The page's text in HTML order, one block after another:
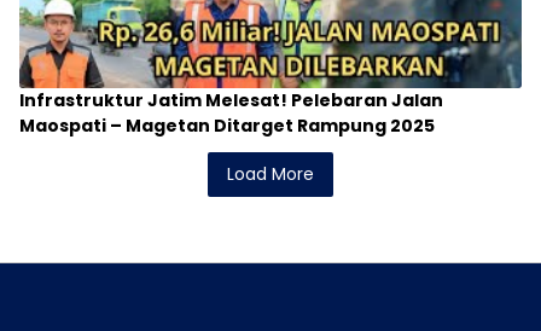
Infrastruktur Jatim Melesat! Pelebaran Jalan
Maospati – Magetan Ditarget Rampung 2025
Load More